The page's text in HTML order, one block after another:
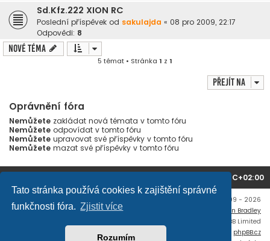
Tato stránka používá cookies k zajištění správné
funkčnosti fóra. Zjistit více
Rozumím
Sd.Kfz.222 XION RC
Poslední příspěvek od sakulajda « 08 pro 2009, 22:17
Odpovědi: 8
Nové téma
5 témat • Stránka 1 z 1
Přejít na
Oprávnění fóra
Nemůžete zakládat nová témata v tomto fóru
Nemůžete odpovídat v tomto fóru
Nemůžete upravovat své příspěvky v tomto fóru
Nemůžete mazat své příspěvky v tomto fóru
UTC+02:00
Copyright © mujtank.cz 2009 - 2026
Ian Bradley
® Forum Software © phpBB Limited
phpBB.cz